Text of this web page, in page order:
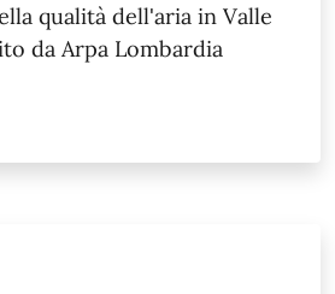
qualità dell'aria in Valle
da Arpa Lombardia